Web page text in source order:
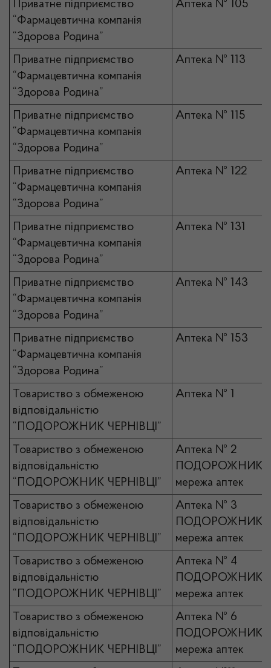
Приватне підприємство
“Фармацевтична компанія
“Здорова Родина”
Аптека № 105
Приватне підприємство
“Фармацевтична компанія
“Здорова Родина”
Аптека № 113
Приватне підприємство
“Фармацевтична компанія
“Здорова Родина”
Аптека № 115
Приватне підприємство
“Фармацевтична компанія
“Здорова Родина”
Аптека № 122
Приватне підприємство
“Фармацевтична компанія
“Здорова Родина”
Аптека № 131
Приватне підприємство
“Фармацевтична компанія
“Здорова Родина”
Аптека № 143
Приватне підприємство
“Фармацевтична компанія
“Здорова Родина”
Аптека № 153
Товариство з обмеженою
відповідальністю
“ПОДОРОЖНИК ЧЕРНІВЦІ”
Аптека № 1
Товариство з обмеженою
відповідальністю
“ПОДОРОЖНИК ЧЕРНІВЦІ”
Аптека № 2
ПОДОРОЖНИК
мережа аптек
Товариство з обмеженою
відповідальністю
“ПОДОРОЖНИК ЧЕРНІВЦІ”
Аптека № 3
ПОДОРОЖНИК
мережа аптек
Товариство з обмеженою
відповідальністю
“ПОДОРОЖНИК ЧЕРНІВЦІ”
Аптека № 4
ПОДОРОЖНИК
мережа аптек
Товариство з обмеженою
відповідальністю
“ПОДОРОЖНИК ЧЕРНІВЦІ”
Аптека № 6
ПОДОРОЖНИК
мережа аптек